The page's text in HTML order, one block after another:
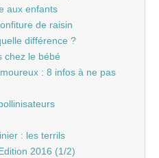
aux enfants
de raisin
différence ?
chez le bébé
: 8 infos à ne pas
: les terrils
2016 (1/2)